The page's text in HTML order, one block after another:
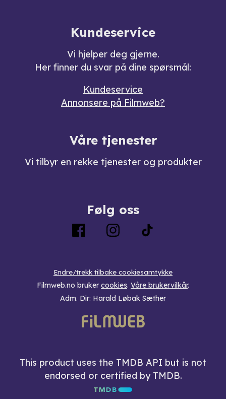
Kundeservice
Vi hjelper deg gjerne.
Her finner du svar på dine spørsmål:
Kundeservice
Annonsere på Filmweb?
Våre tjenester
Vi tilbyr en rekke tjenester og produkter
Følg oss
Endre/trekk tilbake cookiesamtykke
Filmweb.no bruker cookies. Våre brukervilkår.
Adm. Dir: Harald Løbak Sæther
This product uses the TMDB API but is not
endorsed or certified by TMDB.